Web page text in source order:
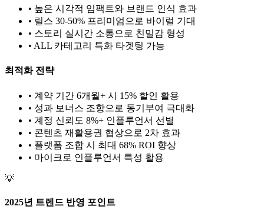
• 높은 시각적 임팩트와 브랜드 인식 효과
• 릴스 30-50% 프리미엄으로 바이럴 기대
• 스토리 실시간 소통으로 친밀감 형성
• ALL 카테고리 특화 타겟팅 가능
최적화 전략
• 계약 기간 6개월+ 시 15% 할인 활용
• 성과 보너스 조항으로 동기부여 극대화
• 계정 신뢰도 8%+ 인플루언서 선별
• 콘텐츠 재활용권 협상으로 2차 효과
• 플랫폼 조합 시 최대 68% ROI 향상
• 마이크로 인플루언서 특성 활용
💡
2025년 트렌드 반영 포인트